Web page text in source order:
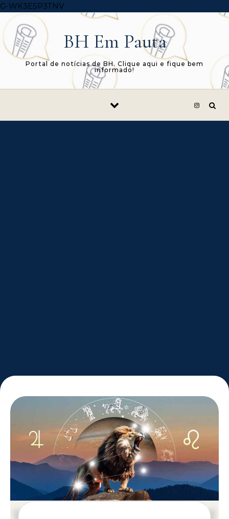
G-WK3E5P3TNVSkip to content
BH Em Pauta
Portal de notícias de BH. Clique aqui e fique bem
informado!